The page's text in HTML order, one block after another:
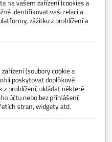
na vašem zařízení (cookies a
identifikovat vaši relaci a
zážitku z prohlížení a
(soubory cookie a
poskytovat doplňkové
z prohlížení, ukládat některé
účtu nebo bez přihlášení,
stran, widgety atd.